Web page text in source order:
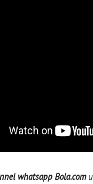
whatsapp Bola.com